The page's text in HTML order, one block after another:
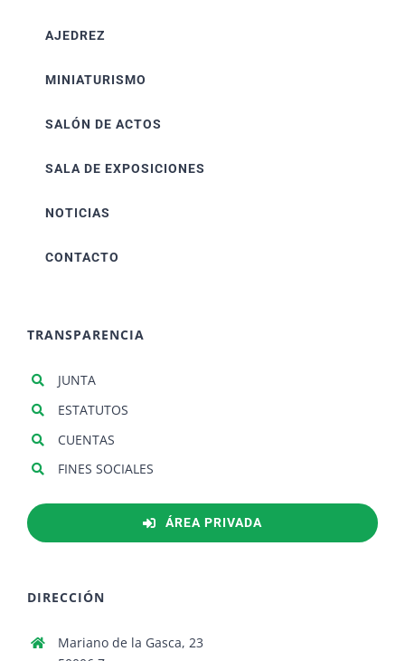
AJEDREZ
MINIATURISMO
SALÓN DE ACTOS
SALA DE EXPOSICIONES
NOTICIAS
CONTACTO
TRANSPARENCIA
JUNTA
ESTATUTOS
CUENTAS
FINES SOCIALES
ÁREA PRIVADA
DIRECCIÓN
Mariano de la Gasca, 23